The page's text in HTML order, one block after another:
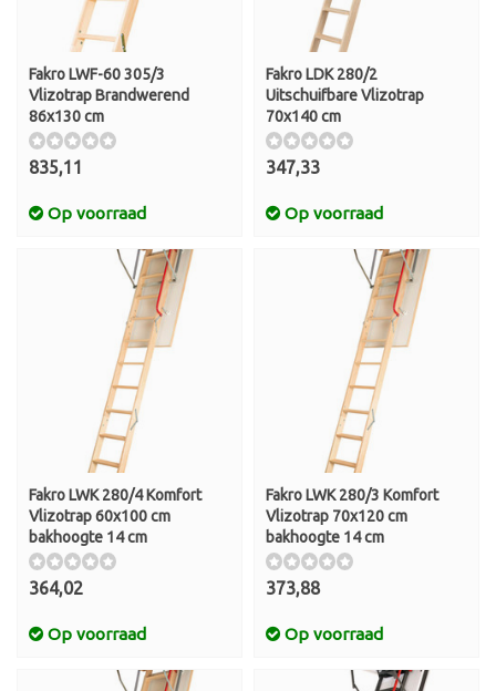
Fakro LWF-60 305/3
Vlizotrap Brandwerend
86x130 cm
835,11
Op voorraad
Fakro LDK 280/2
Uitschuifbare Vlizotrap
70x140 cm
347,33
Op voorraad
Fakro LWK 280/4 Komfort
Vlizotrap 60x100 cm
bakhoogte 14 cm
364,02
Op voorraad
Fakro LWK 280/3 Komfort
Vlizotrap 70x120 cm
bakhoogte 14 cm
373,88
Op voorraad